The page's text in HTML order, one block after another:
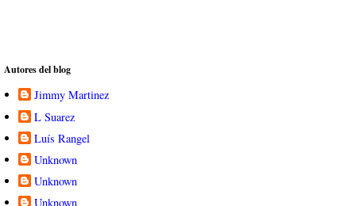
Autores del blog
Jimmy Martinez
L Suarez
Luís Rangel
Unknown
Unknown
Unknown